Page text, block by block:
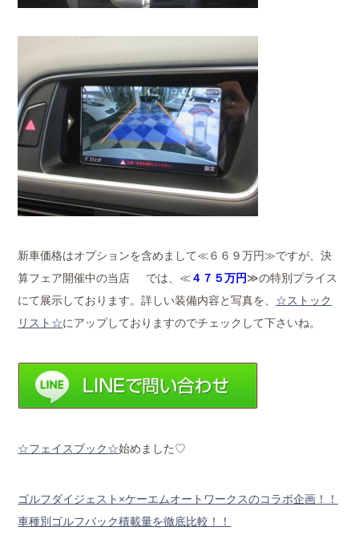
新車価格はオプションを含めまして≪６６９万円≫ですが、決
算フェア開催中の当店 では、≪４７５万円≫の特別プライス
にて展示しております。詳しい装備内容と写真を、 ☆ストック
リスト☆にアップしておりますのでチェックして下さいね。
☆フェイスブック☆始めました♡
ゴルフダイジェスト×ケーエムオートワークスのコラボ企画！！
車種別ゴルフバック積載量を徹底比較！！